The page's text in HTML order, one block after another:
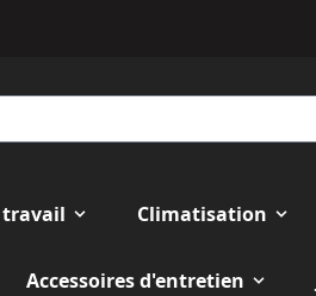
travail Climatisation
Accessoires d'entretien